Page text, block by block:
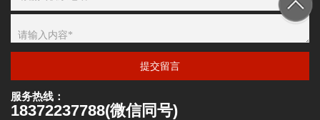
提交留言
服务热线：
18372237788(微信同号)